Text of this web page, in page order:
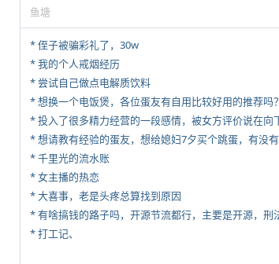
鱼塘
* 侄子被骗彩礼了，30w
* 我的个人戒烟经历
* 尝试自己做点电解质饮料
* 想换一个电饭煲，各位蛋友有自用比较好用的推荐吗？
* 千里光的流水账
* 女主播的热恋
* 大喜事，老是头疼总算找到原因
* 打工记、